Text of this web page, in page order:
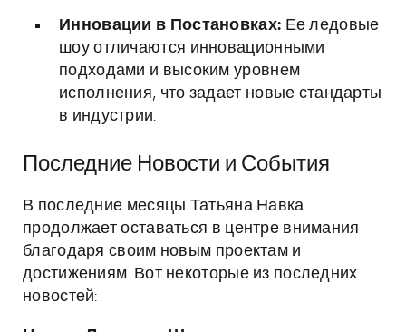
Инновации в Постановках: Ее ледовые
шоу отличаются инновационными
подходами и высоким уровнем
исполнения, что задает новые стандарты
в индустрии.
Последние Новости и События
В последние месяцы Татьяна Навка
продолжает оставаться в центре внимания
благодаря своим новым проектам и
достижениям. Вот некоторые из последних
новостей: